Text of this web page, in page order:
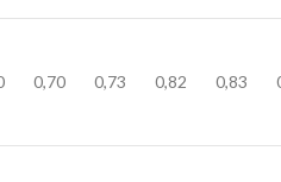
0,70 0,73 0,82 0,83